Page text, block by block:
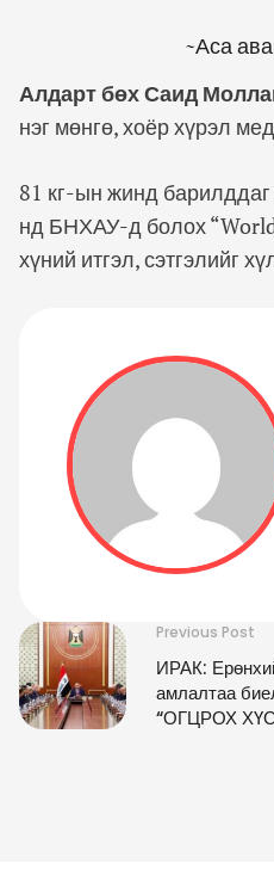
~Аса
Алдарт бөх Саид
нэг мөнгө, хоёр хүрэл
81 кг-ын жинд
нд БНХАУ-д болох
хүний итгэл, сэтгэлийг
Previous Post
ИРАК:
амлалтаа
“ОГЦРОХ